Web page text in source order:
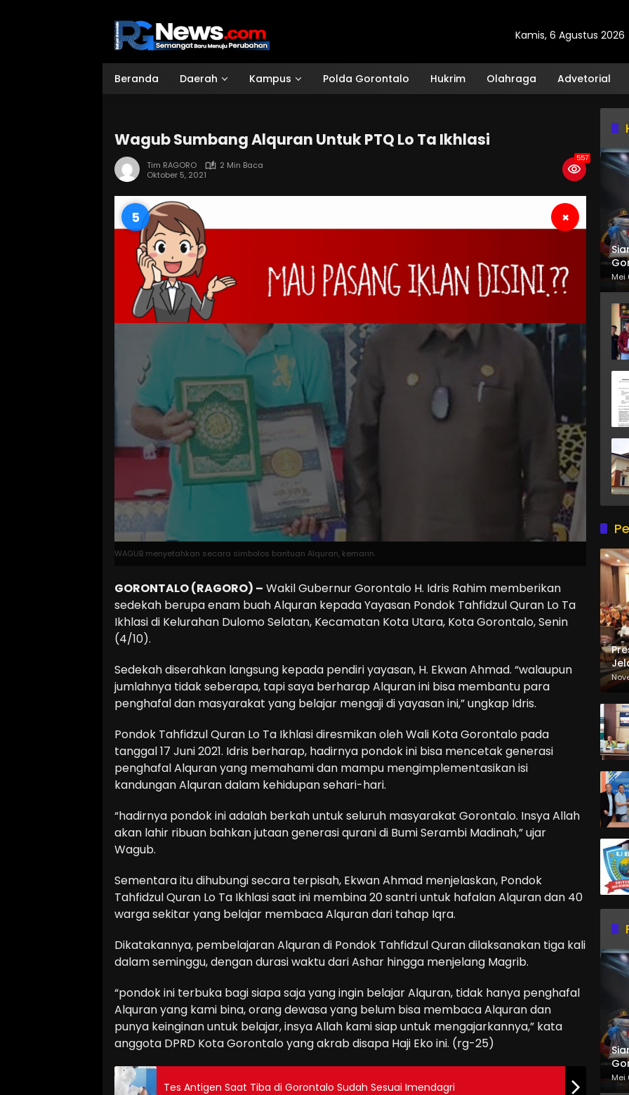
Kamis, 6 Agustus 2026
Beranda Daerah Kampus Polda Gorontalo Hukrim Olahraga Advetorial
Wagub Sumbang Alquran Untuk PTQ Lo Ta Ikhlasi
Tim RAGORO
2 Min Baca
Oktober 5, 2021
557
4 ×
WAGUB menyetahkan secara simbolos bantuan Alquran, kemarin.
GORONTALO (RAGORO) – Wakil Gubernur Gorontalo H. Idris Rahim memberikan
sedekah berupa enam buah Alquran kepada Yayasan Pondok Tahfidzul Quran Lo Ta
Ikhlasi di Kelurahan Dulomo Selatan, Kecamatan Kota Utara, Kota Gorontalo, Senin
(4/10).
Sedekah diserahkan langsung kepada pendiri yayasan, H. Ekwan Ahmad. “walaupun
jumlahnya tidak seberapa, tapi saya berharap Alquran ini bisa membantu para
penghafal dan masyarakat yang belajar mengaji di yayasan ini,” ungkap Idris.
Pondok Tahfidzul Quran Lo Ta Ikhlasi diresmikan oleh Wali Kota Gorontalo pada
tanggal 17 Juni 2021. Idris berharap, hadirnya pondok ini bisa mencetak generasi
penghafal Alquran yang memahami dan mampu mengimplementasikan isi
kandungan Alquran dalam kehidupan sehari-hari.
“hadirnya pondok ini adalah berkah untuk seluruh masyarakat Gorontalo. Insya Allah
akan lahir ribuan bahkan jutaan generasi qurani di Bumi Serambi Madinah,” ujar
Wagub.
Sementara itu dihubungi secara terpisah, Ekwan Ahmad menjelaskan, Pondok
Tahfidzul Quran Lo Ta Ikhlasi saat ini membina 20 santri untuk hafalan Alquran dan 40
warga sekitar yang belajar membaca Alquran dari tahap Iqra.
Dikatakannya, pembelajaran Alquran di Pondok Tahfidzul Quran dilaksanakan tiga kali
dalam seminggu, dengan durasi waktu dari Ashar hingga menjelang Magrib.
“pondok ini terbuka bagi siapa saja yang ingin belajar Alquran, tidak hanya penghafal
Alquran yang kami bina, orang dewasa yang belum bisa membaca Alquran dan
punya keinginan untuk belajar, insya Allah kami siap untuk mengajarkannya,” kata
anggota DPRD Kota Gorontalo yang akrab disapa Haji Eko ini. (rg-25)
Tes Antigen Saat Tiba di Gorontalo Sudah Sesuai Imendagri
Mei
Mei